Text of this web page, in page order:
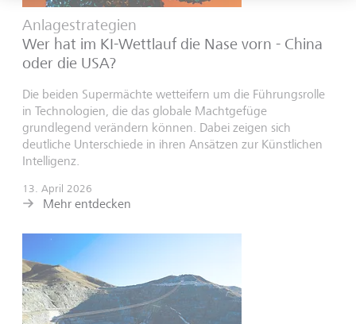
Anlagestrategien
Wer hat im KI-Wettlauf die Nase vorn - China
oder die USA?
Die beiden Supermächte wetteifern um die Führungsrolle
in Technologien, die das globale Machtgefüge
grundlegend verändern können. Dabei zeigen sich
deutliche Unterschiede in ihren Ansätzen zur Künstlichen
Intelligenz.
13. April 2026
Mehr entdecken